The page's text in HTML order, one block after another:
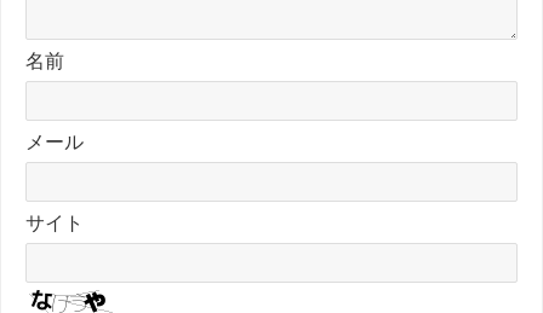
名前
メール
サイト